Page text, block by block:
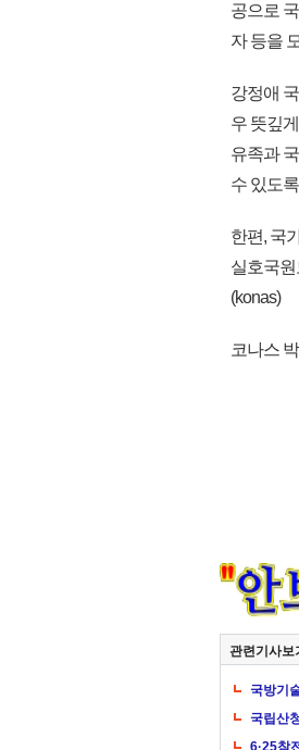
공으로
자 등을
강정애
우 뜻깊
유족과
수 있도
한편, 국
실호국
(konas)
코나스
관련기사보
국방기
국립산
6·25참